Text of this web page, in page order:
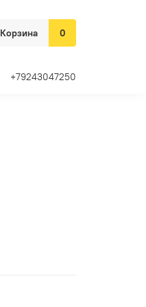
Корзина 0
+79243047250